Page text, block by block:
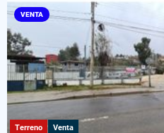
VENTA
Terreno Venta